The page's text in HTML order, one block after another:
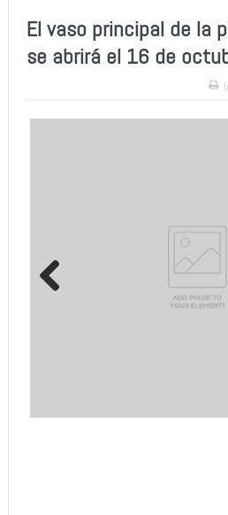
El vaso principal de la
se abrirá el 16 de